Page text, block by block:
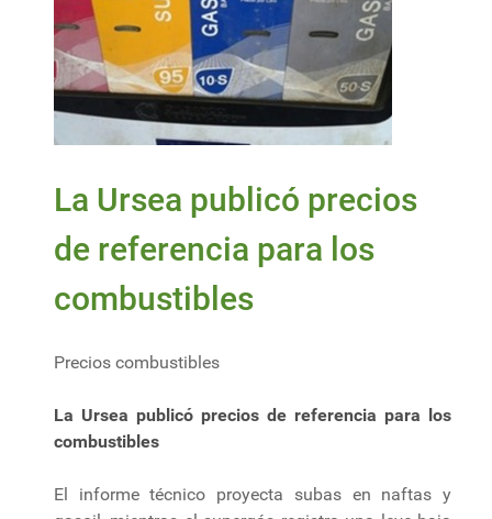
La Ursea publicó precios
de referencia para los
combustibles
Precios combustibles
La Ursea publicó precios de referencia para los
combustibles
El informe técnico proyecta subas en naftas y